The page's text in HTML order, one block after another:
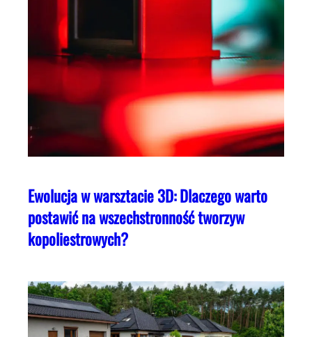
Ewolucja w warsztacie 3D: Dlaczego warto
postawić na wszechstronność tworzyw
kopoliestrowych?